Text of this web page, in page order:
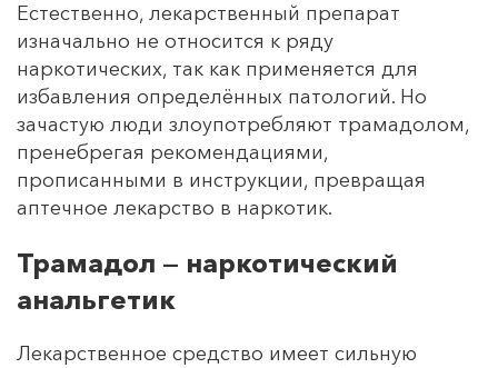
Естественно, лекарственный препарат
изначально не относится к ряду
наркотических, так как применяется для
избавления определённых патологий. Но
зачастую люди злоупотребляют трамадолом,
пренебрегая рекомендациями,
прописанными в инструкции, превращая
аптечное лекарство в наркотик.
Трамадол — наркотический
анальгетик
Лекарственное средство имеет сильную